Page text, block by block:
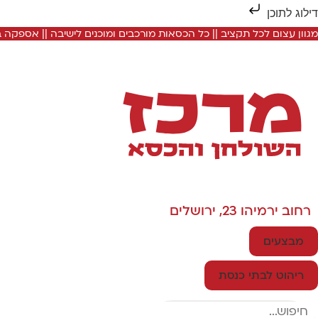
דילוג לתוכן
מגוון עצום לכל תקציב || כל הכסאות מורכבים ומוכנים לישיבה ||
רחוב ירמיהו 23, ירושלים
מבצעים
ריהוט לבתי כנסת
Search